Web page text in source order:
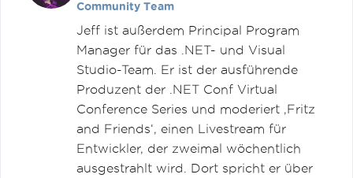
Community Team
Jeff ist außerdem Principal Program
Manager für das .NET- und Visual
Studio-Team. Er ist der ausführende
Produzent der .NET Conf Virtual
Conference Series und moderiert ‚Fritz
and Friends‘, einen Livestream für
Entwickler, der zweimal wöchentlich
ausgestrahlt wird. Dort spricht er über